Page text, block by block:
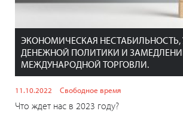
ЭКОНОМИЧЕСКАЯ НЕСТАБИЛЬНОСТЬ,
ДЕНЕЖНОЙ ПОЛИТИКИ И
МЕЖДУНАРОДНОЙ ТОРГОВЛИ.
11.10.2022 Свободное время
Что ждет нас в 2023 году?